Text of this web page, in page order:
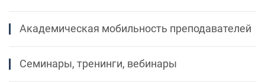
Академическая мобильность преподавателей
Семинары, тренинги, вебинары